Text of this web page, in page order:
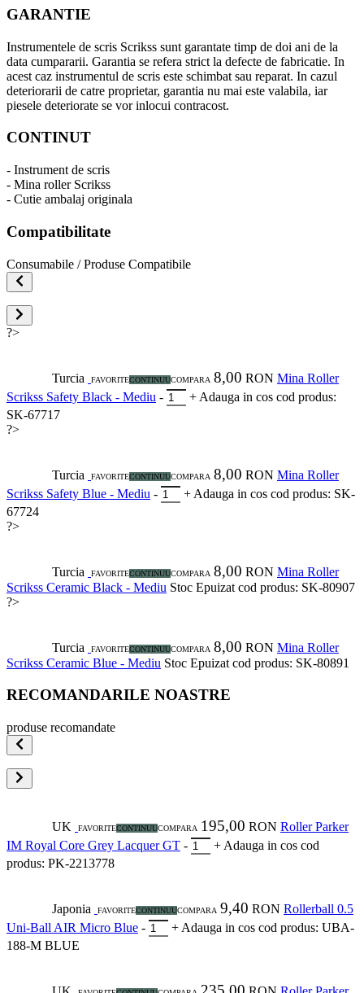
GARANTIE
Instrumentele de scris Scrikss sunt garantate timp de doi ani de la
data cumpararii. Garantia se refera strict la defecte de fabricatie. In
acest caz instrumentul de scris este schimbat sau reparat. In cazul
deteriorarii de catre proprietar, garantia nu mai este valabila, iar
piesele deteriorate se vor inlocui contracost.
CONTINUT
- Instrument de scris
- Mina roller Scrikss
- Cutie ambalaj originala
Compatibilitate
Consumabile / Produse Compatibile
?>
Turcia FAVORITECONTINUUCOMPARA 8,00 RON Mina Roller
Scrikss Safety Black - Mediu - + Adauga in cos cod produs:
SK-67717
?>
Turcia FAVORITECONTINUUCOMPARA 8,00 RON Mina Roller
Scrikss Safety Blue - Mediu - + Adauga in cos cod produs: SK-
67724
?>
Turcia FAVORITECONTINUUCOMPARA 8,00 RON Mina Roller
Scrikss Ceramic Black - Mediu Stoc Epuizat cod produs: SK-80907
?>
Turcia FAVORITECONTINUUCOMPARA 8,00 RON Mina Roller
Scrikss Ceramic Blue - Mediu Stoc Epuizat cod produs: SK-80891
RECOMANDARILE NOASTRE
produse recomandate
UK FAVORITECONTINUUCOMPARA 195,00 RON Roller Parker
IM Royal Core Grey Lacquer GT - + Adauga in cos cod
produs: PK-2213778
Japonia FAVORITECONTINUUCOMPARA 9,40 RON Rollerball 0.5
Uni-Ball AIR Micro Blue - + Adauga in cos cod produs: UBA-
188-M BLUE